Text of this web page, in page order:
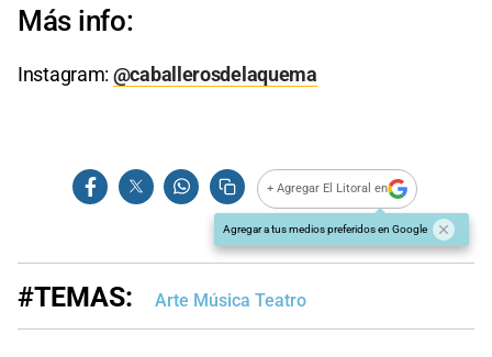
Más info:
Instagram: @caballerosdelaquema
+ Agregar El Litoral en
Agregar a tus medios preferidos en Google
#TEMAS: Arte Música Teatro